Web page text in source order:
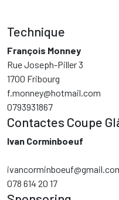
Technique
François Monney
Rue Joseph-Piller 3
1700 Fribourg
f.monney@hotmail.com
0793931867
Contactes Coupe
Ivan Corminboeuf
078 614 20 17